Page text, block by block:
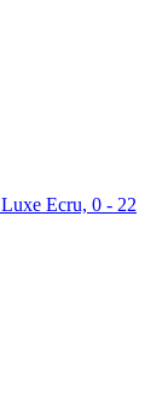
Ecru, 0 - 22